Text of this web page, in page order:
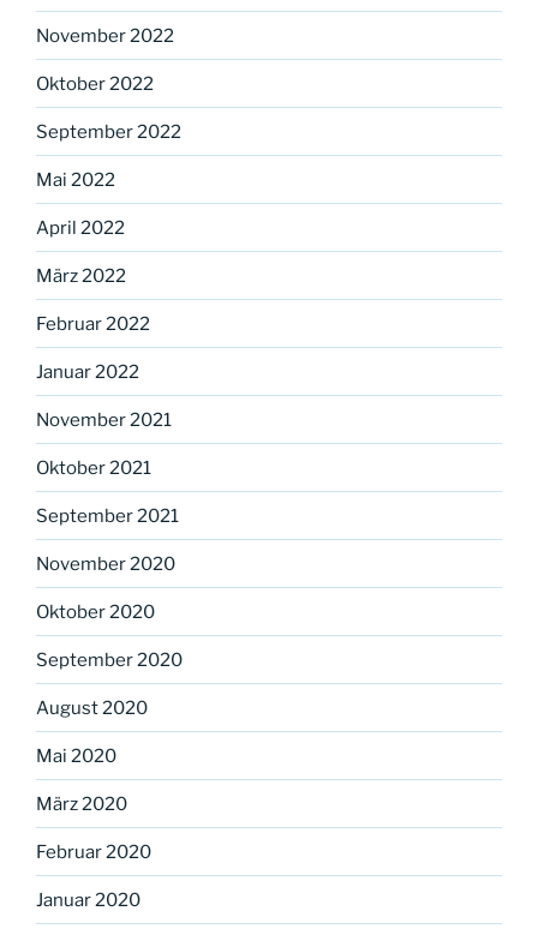
November 2022
Oktober 2022
September 2022
Mai 2022
April 2022
März 2022
Februar 2022
Januar 2022
November 2021
Oktober 2021
September 2021
November 2020
Oktober 2020
September 2020
August 2020
Mai 2020
März 2020
Februar 2020
Januar 2020